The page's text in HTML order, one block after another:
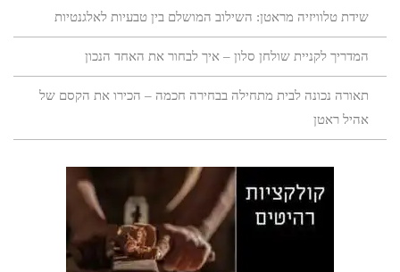
שידת טלוויזיה מראטן: השילוב המושלם בין טבעיות לאלגנטיות
המדריך לקניית שולחן סלון – איך לבחור את האחד הנכון
תאורה נכונה לבית מתחילה בבחירה חכמה – הכירו את הקסם של
אהיל ראטן